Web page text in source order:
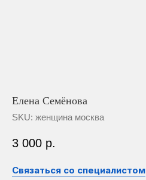
Елена Семёнова
SKU: женщина москва
3 000 р.
Связаться со специалистом